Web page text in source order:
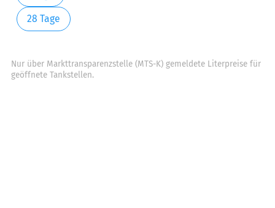
28 Tage
Nur über Markttransparenzstelle (MTS-K) gemeldete Literpreise für
geöffnete Tankstellen.